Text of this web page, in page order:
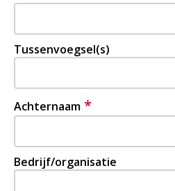
Tussenvoegsel(s)
Achternaam *
Bedrijf/organisatie